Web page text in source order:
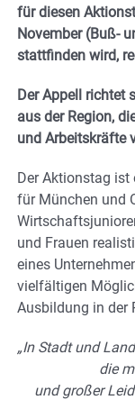
für diesen
November (Buß-
stattfinden wird,
Der Appell richtet
aus der Region,
und Arbeitskräfte
Der Aktionstag ist
für München und
und Frauen
eines
vielfältigen
Ausbildung in der
„In Stadt und
die
und großer